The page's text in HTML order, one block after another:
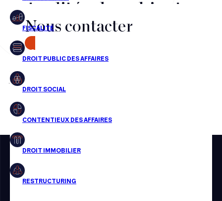
Financement
Fiscalité
Droit public des affaires
Droit social
Droit immobilier
Restructuring
actualités du cabinet,
nos récompenses et nos
transactions, jour après
jour
Aucun résultats pour cette recherche
Nous contacter